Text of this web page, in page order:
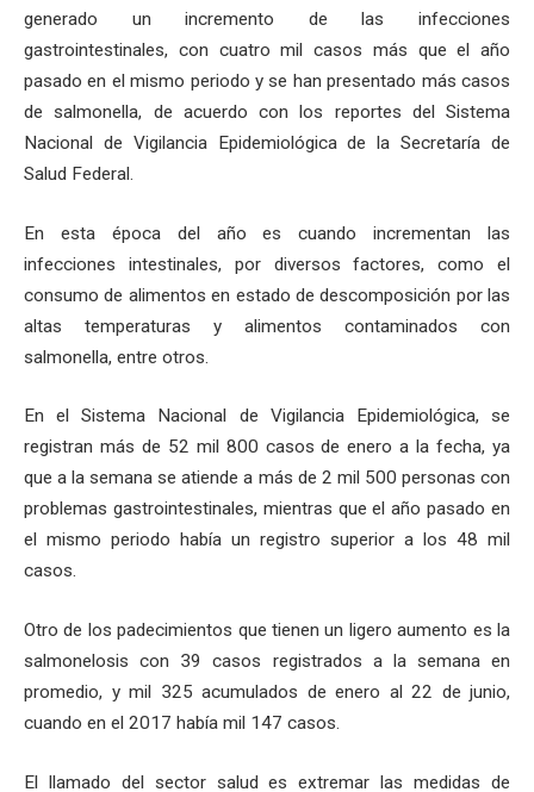
generado un incremento de las infecciones
gastrointestinales, con cuatro mil casos más que el año
pasado en el mismo periodo y se han presentado más casos
de salmonella, de acuerdo con los reportes del Sistema
Nacional de Vigilancia Epidemiológica de la Secretaría de
Salud Federal.
En esta época del año es cuando incrementan las
infecciones intestinales, por diversos factores, como el
consumo de alimentos en estado de descomposición por las
altas temperaturas y alimentos contaminados con
salmonella, entre otros.
En el Sistema Nacional de Vigilancia Epidemiológica, se
registran más de 52 mil 800 casos de enero a la fecha, ya
que a la semana se atiende a más de 2 mil 500 personas con
problemas gastrointestinales, mientras que el año pasado en
el mismo periodo había un registro superior a los 48 mil
casos.
Otro de los padecimientos que tienen un ligero aumento es la
salmonelosis con 39 casos registrados a la semana en
promedio, y mil 325 acumulados de enero al 22 de junio,
cuando en el 2017 había mil 147 casos.
El llamado del sector salud es extremar las medidas de